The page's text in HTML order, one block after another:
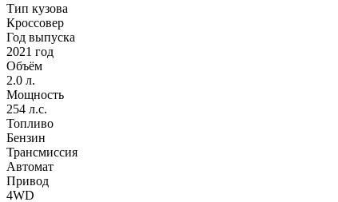
Тип кузова
Кроссовер
Год выпуска
2021 год
Объём
2.0 л.
Мощность
254 л.с.
Топливо
Бензин
Трансмиссия
Автомат
Привод
4WD